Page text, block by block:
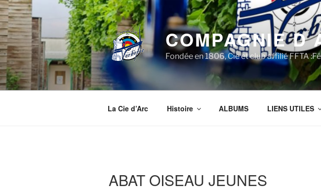
Aller
au
contenu
principal
COMPAGNIE D
Fondée en 1806, Cie et club affilié FFTA
La Cie d’Arc Histoire ALBUMS LIENS UTILES
ABAT OISEAU JEUNES